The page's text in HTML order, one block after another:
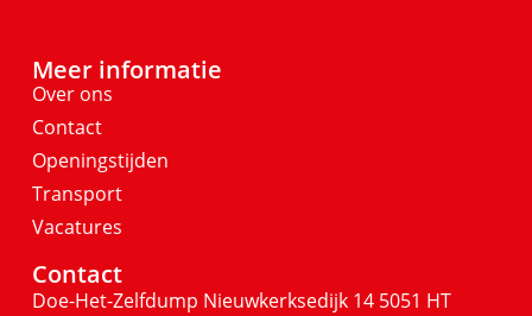
Meer informatie
Over ons
Contact
Openingstijden
Transport
Vacatures
Contact
Doe-Het-Zelfdump Nieuwkerksedijk 14 5051 HT